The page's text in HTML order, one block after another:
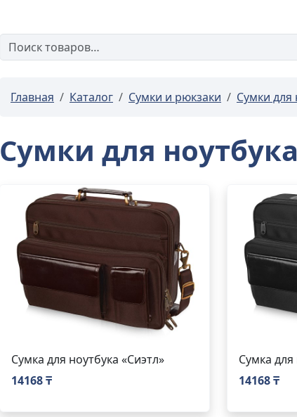
Главная Каталог Сумки и рюкзаки Сумки для
Сумки для
Сумка для ноутбука «Сиэтл»
14168 ₸
Сумка для
14168 ₸